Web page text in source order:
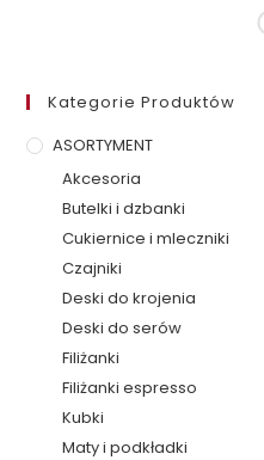
Kategorie Produktów
ASORTYMENT
Akcesoria
Butelki i dzbanki
Cukiernice i mleczniki
Czajniki
Deski do krojenia
Deski do serów
Filiżanki
Filiżanki espresso
Kubki
Maty i podkładki